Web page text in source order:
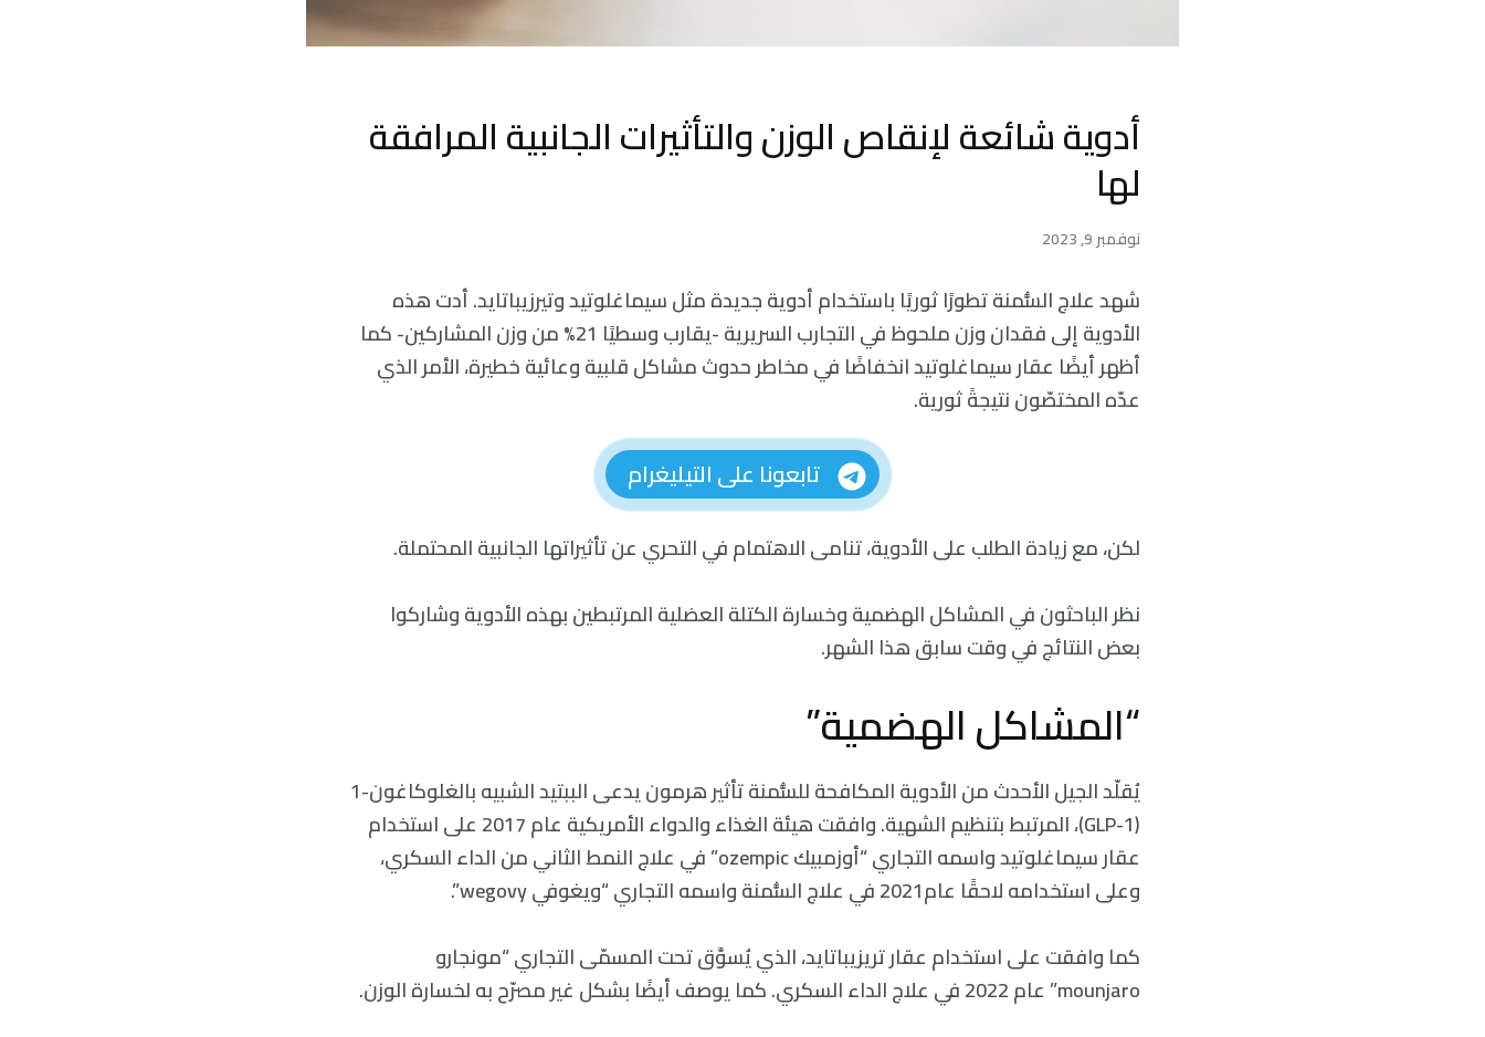
أدوية شائعة لإنقاص الوزن والتأثيرات الجانبية المرافقة
لها
نوفمبر 9, 2023
شهد علاج السُّمنة تطورًا ثوريًا باستخدام أدوية جديدة مثل سيماغلوتيد وتيرزيباتايد. أدت هذه
الأدوية إلى فقدان وزن ملحوظ في التجارب السريرية -يقارب وسطيًا 21% من وزن المشاركين- كما
أظهر أيضًا عقار سيماغلوتيد انخفاضًا في مخاطر حدوث مشاكل قلبية وعائية خطيرة، الأمر الذي
عدّه المختصّون نتيجةً ثورية.
تابعونا على التيليغرام
لكن، مع زيادة الطلب على الأدوية، تنامى الاهتمام في التحري عن تأثيراتها الجانبية المحتملة.
نظر الباحثون في المشاكل الهضمية وخسارة الكتلة العضلية المرتبطين بهذه الأدوية وشاركوا
بعض النتائج في وقت سابق هذا الشهر.
“المشاكل الهضمية”
يُقلّد الجيل الأحدث من الأدوية المكافحة للسُّمنة تأثير هرمون يدعى الببتيد الشبيه بالغلوكاغون-1
(GLP-1)، المرتبط بتنظيم الشهية. وافقت هيئة الغذاء والدواء الأمريكية عام 2017 على استخدام
عقار سيماغلوتيد واسمه التجاري “أوزمبيك ozempic” في علاج النمط الثاني من الداء السكري،
وعلى استخدامه لاحقًا عام2021 في علاج السُّمنة واسمه التجاري “ويغوفي wegovy”.
كما وافقت على استخدام عقار تريزيباتايد، الذي يُسوَّق تحت المسمّى التجاري “مونجارو
mounjaro” عام 2022 في علاج الداء السكري. كما يوصف أيضًا بشكل غير مصرّح به لخسارة الوزن.